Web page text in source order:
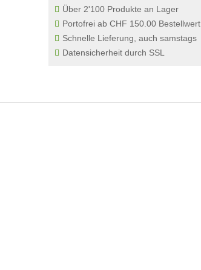
Über 2'100 Produkte an Lager
Portofrei ab CHF 150.00 Bestellwert
Schnelle Lieferung, auch samstags
Datensicherheit durch SSL